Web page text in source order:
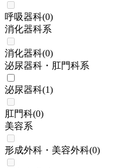
呼吸器科(0)
消化器科系
消化器科(0)
泌尿器科・肛門科系
泌尿器科(1)
肛門科(0)
美容系
形成外科・美容外科(0)